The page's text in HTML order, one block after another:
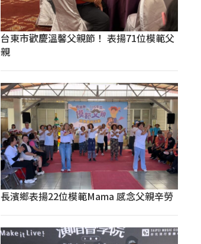
台東市歡慶溫馨父親節！ 表揚71位模範父
親
長濱鄉表揚22位模範Mama 感念父親辛勞